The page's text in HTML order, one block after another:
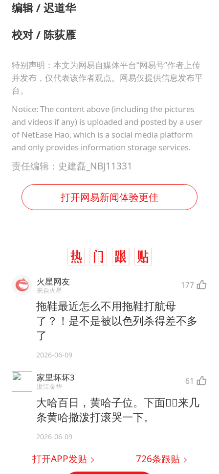
编辑 / 迟道华
校对 / 陈荻雁
特别声明：本文为网易自媒体平台“网易号”作者上传
并发布，仅代表该作者观点。网易仅提供信息发布平
台。
Notice: The content above (including the pictures
and videos if any) is uploaded and posted by a user
of NetEase Hao, which is a social media platform
and only provides information storage services.
责任编辑：史建磊_NBJ11331
打开网易新闻体验更佳
火星网友
来自火星 177
拖鞋最近怎么不用拖鞋打航母
了？！是不是被以色列杀得差不多
了
2026-06-09
家里坏坏3
浙江金华 61
大哈百日，黄哈子位。下面👇🏻来几
条黄哈撒泼打滚哭一下。
2026-06-09
打开APP发贴 726条跟贴